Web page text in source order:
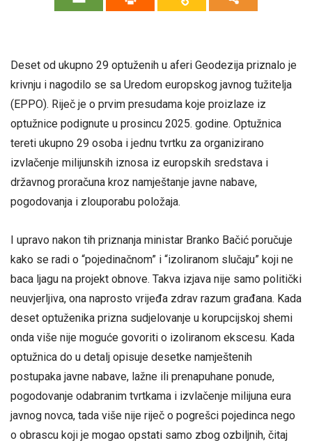
Deset od ukupno 29 optuženih u aferi Geodezija priznalo je
krivnju i nagodilo se sa Uredom europskog javnog tužitelja
(EPPO). Riječ je o prvim presudama koje proizlaze iz
optužnice podignute u prosincu 2025. godine. Optužnica
tereti ukupno 29 osoba i jednu tvrtku za organizirano
izvlačenje milijunskih iznosa iz europskih sredstava i
državnog proračuna kroz namještanje javne nabave,
pogodovanja i zlouporabu položaja.
I upravo nakon tih priznanja ministar Branko Bačić poručuje
kako se radi o “pojedinačnom” i “izoliranom slučaju” koji ne
baca ljagu na projekt obnove. Takva izjava nije samo politički
neuvjerljiva, ona naprosto vrijeđa zdrav razum građana. Kada
deset optuženika prizna sudjelovanje u korupcijskoj shemi
onda više nije moguće govoriti o izoliranom ekscesu. Kada
optužnica do u detalj opisuje desetke namještenih
postupaka javne nabave, lažne ili prenapuhane ponude,
pogodovanje odabranim tvrtkama i izvlačenje milijuna eura
javnog novca, tada više nije riječ o pogrešci pojedinca nego
o obrascu koji je mogao opstati samo zbog ozbiljnih, čitaj